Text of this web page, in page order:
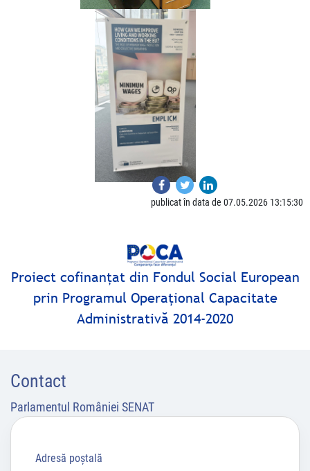
publicat în data de 07.05.2026 13:15:30
Proiect cofinanţat din Fondul Social European
prin Programul Operaţional Capacitate
Administrativă 2014-2020
Contact
Parlamentul României SENAT
Adresă poştală